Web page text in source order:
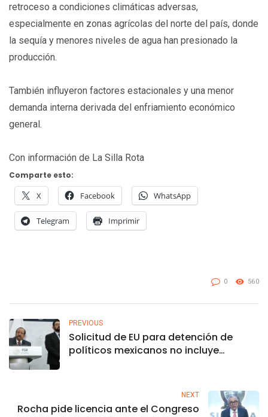
retroceso a condiciones climáticas adversas,
especialmente en zonas agrícolas del norte del país, donde
la sequía y menores niveles de agua han presionado la
producción.
También influyeron factores estacionales y una menor
demanda interna derivada del enfriamiento económico
general.
Con información de La Silla Rota
Comparte esto:
X Facebook WhatsApp
Telegram Imprimir
0 560
PREVIOUS
Solicitud de EU para detención de
políticos mexicanos no incluye
NEXT
Rocha pide licencia ante el Congreso